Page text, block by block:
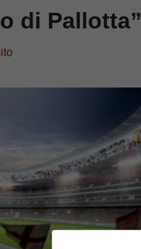
di Pallotta”